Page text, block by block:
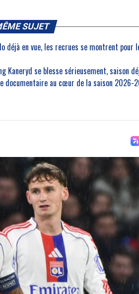
SUJET
déjà en vue, les recrues se montrent
Kaneryd se blesse sérieusement, saison
documentaire au cœur de la saison 2026-